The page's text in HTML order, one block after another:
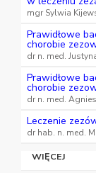
mgr Sylwia
Prawidłowe
chorobie
dr n. med.
Prawidłowe
chorobie
dr n. med.
Leczenie
dr hab. n. med.
WIĘCEJ